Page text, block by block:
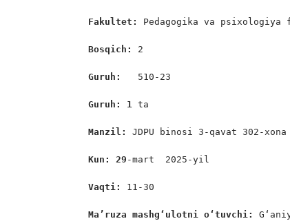
Fakultet: Pedagogika va
Bosqich: 2
Guruh: 510-23
Guruh: 1 ta
Manzil: JDPU binosi 3-qavat 302-xona
Kun: 29 -mart  2025-yil
Vaqti: 11-30
Ma’ruza mashgʻulotni oʻtuvchi: